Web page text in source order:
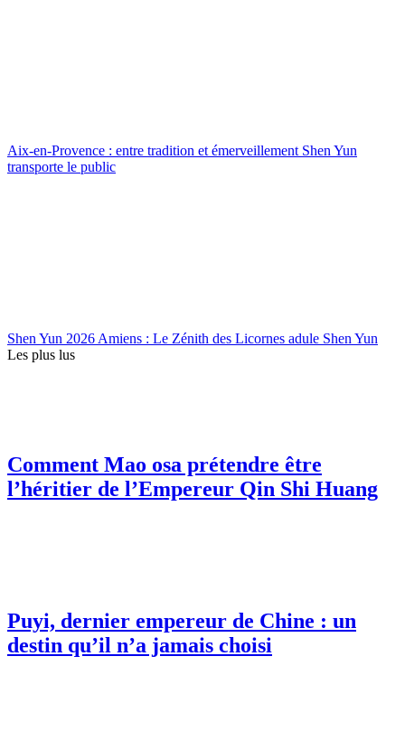
Aix-en-Provence : entre tradition et émerveillement Shen Yun
transporte le public
Shen Yun 2026 Amiens : Le Zénith des Licornes adule Shen Yun
Les plus lus
Comment Mao osa prétendre être
l’héritier de l’Empereur Qin Shi Huang
Puyi, dernier empereur de Chine : un
destin qu’il n’a jamais choisi